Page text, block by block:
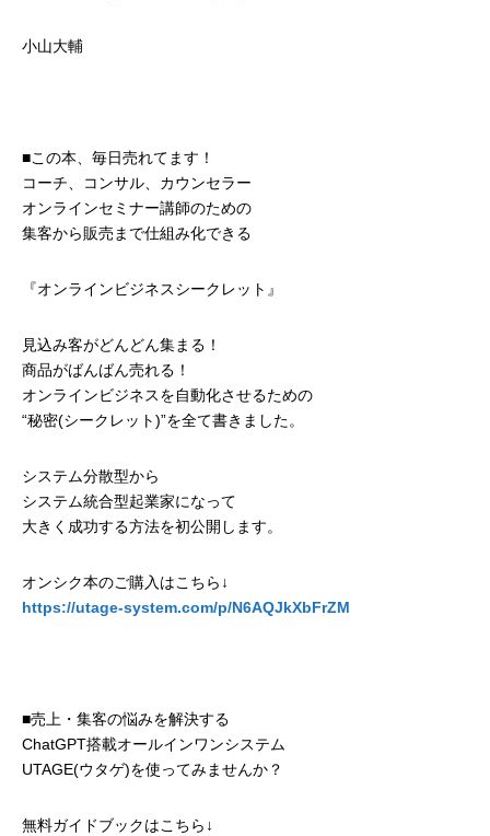
小山大輔
■この本、毎日売れてます！
コーチ、コンサル、カウンセラー
オンラインセミナー講師のための
集客から販売まで仕組み化できる
『オンラインビジネスシークレット』
見込み客がどんどん集まる！
商品がばんばん売れる！
オンラインビジネスを自動化させるための
“秘密(シークレット)”を全て書きました。
システム分散型から
システム統合型起業家になって
大きく成功する方法を初公開します。
オンシク本のご購入はこちら↓
https://utage-system.com/p/N6AQJkXbFrZM
■売上・集客の悩みを解決する
ChatGPT搭載オールインワンシステム
UTAGE(ウタゲ)を使ってみませんか？
無料ガイドブックはこちら↓